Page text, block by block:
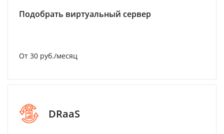
Подобрать виртуальный сервер
От 30 руб./месяц
DRaaS